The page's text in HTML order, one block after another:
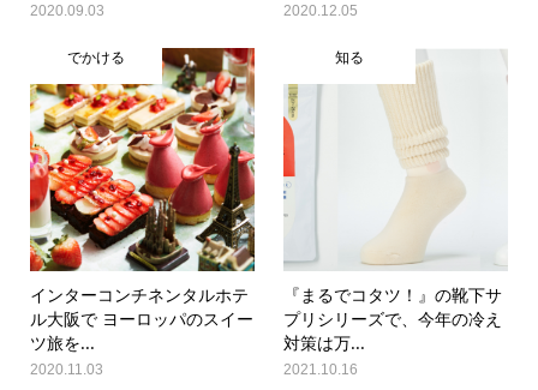
2020.09.03 2020.12.05
でかける
インターコンチネンタルホテ
ル大阪で ヨーロッパのスイー
ツ旅を...
2020.11.03
知る
『まるでコタツ！』の靴下サ
プリシリーズで、今年の冷え
対策は万...
2021.10.16